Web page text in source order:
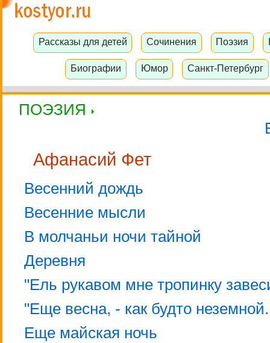
Рассказы для детей Сочинения Поэзия
Биографии Юмор Санкт-Петербург
ПОЭЗИЯ
Афанасий Фет
Весенний дождь
Весенние мысли
В молчаньи ночи тайной
Деревня
"Ель рукавом мне тропинку
"Еще весна, - как будто
Еще майская ночь